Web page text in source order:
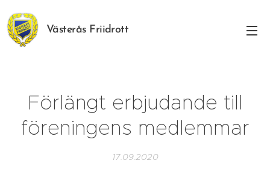
Västerås Friidrott
Förlängt erbjudande till
föreningens medlemmar
17.09.2020